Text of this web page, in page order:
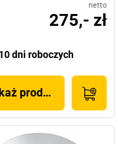
netto
275,- zł
dni roboczych
produkt